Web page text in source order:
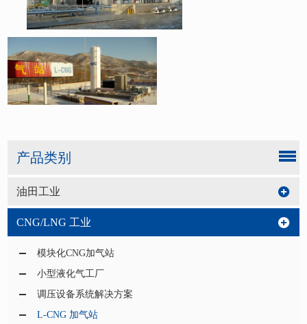
产品类别
油田工业
CNG/LNG 工业
模块化CNG加气站
小型液化气工厂
调压设备系统解决方案
L-CNG 加气站